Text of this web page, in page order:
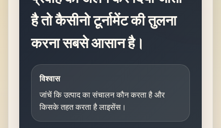
है तो कैसीनो टूर्नामेंट की तुलना
करना सबसे आसान है।
विश्वास
जांचें कि उत्पाद का संचालन कौन करता है और
किसके तहत करता है लाइसेंस।